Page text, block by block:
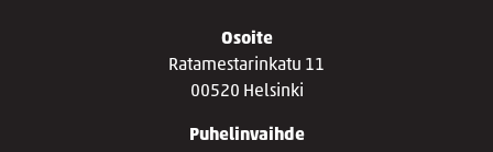
Osoite
Ratamestarinkatu 11
00520 Helsinki
Puhelinvaihde